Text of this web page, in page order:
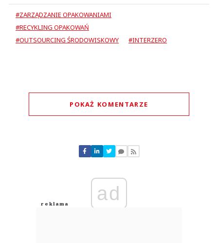
#ZARZĄDZANIE OPAKOWANIAMI
#RECYKLING OPAKOWAŃ
#OUTSOURCING ŚRODOWISKOWY
#INTERZERO
POKAŻ KOMENTARZE
Nie znaleziono komentarzy
Zostaw swoje komentarze
Anuluj
ad